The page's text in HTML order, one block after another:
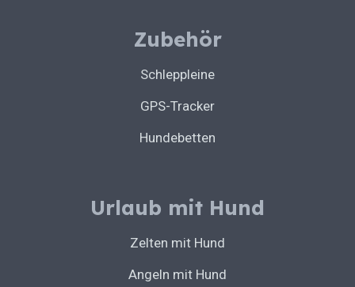
Zubehör
Schleppleine
GPS-Tracker
Hundebetten
Urlaub mit Hund
Zelten mit Hund
Angeln mit Hund